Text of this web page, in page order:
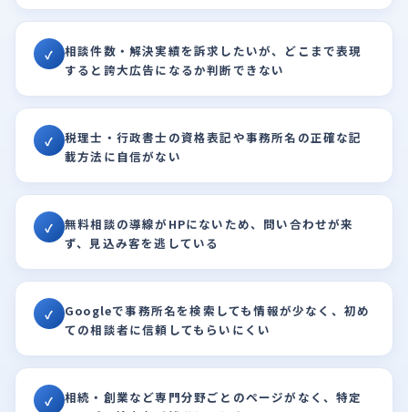
✓
相談件数・解決実績を訴求したいが、どこまで表現
すると誇大広告になるか判断できない
✓
税理士・行政書士の資格表記や事務所名の正確な記
載方法に自信がない
✓
無料相談の導線がHPにないため、問い合わせが来
ず、見込み客を逃している
✓
Googleで事務所名を検索しても情報が少なく、初め
ての相談者に信頼してもらいにくい
✓
相続・創業など専門分野ごとのページがなく、特定